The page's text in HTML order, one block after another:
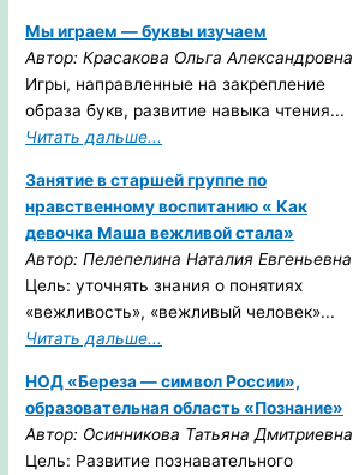
Мы играем — буквы изучаем
Автор: Красакова Ольга Александровна
Игры, направленные на закрепление
образа букв, развитие навыка чтения...
Читать дальше...
Занятие в старшей группе по
нравственному воспитанию « Как
девочка Маша вежливой стала»
Автор: Пелепелина Наталия Евгеньевна
Цель: уточнять знания о понятиях
«вежливость», «вежливый человек»...
Читать дальше...
НОД «Береза — символ России»,
образовательная область «Познание»
Автор: Осинникова Татьяна Дмитриевна
Цель: Развитие познавательного